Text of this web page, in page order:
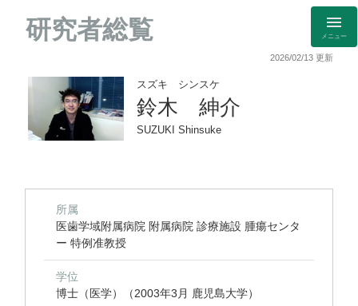
研究者総覧 メニュー
2026/02/13 更新
スズキ シンスケ
鈴木 紳介
SUZUKI Shinsuke
所属
医歯学域附属病院 附属病院 診療施設 腫瘍センタ
ー 特例准教授
学位
博士（医学）（2003年3月 鹿児島大学）